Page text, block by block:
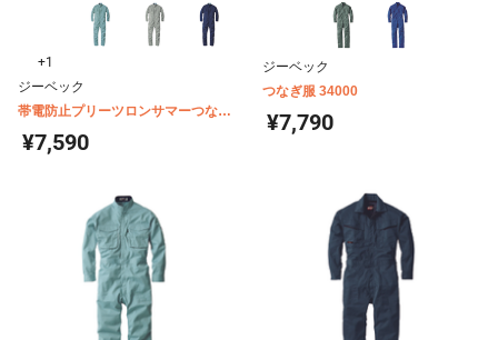
+1
ジーベック
帯電防止プリーツロンサマーつなぎ
1298
¥7,590
ジーベック
つなぎ服 34000
¥7,790